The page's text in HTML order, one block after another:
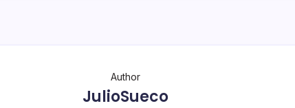
Author
JulioSueco